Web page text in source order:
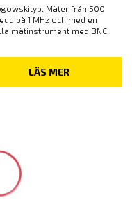
Mäter från 500
på 1 MHz och med en
mätinstrument med BNC
LÄS MER